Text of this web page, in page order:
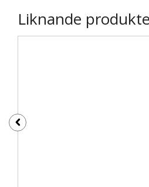
Liknande